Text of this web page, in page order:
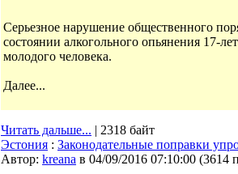
Серьезное нарушение общественного
состоянии алкогольного опьянения 17-
молодого человека.
Далее...
Читать дальше... | 2318 байт
Эстония : Законодательные поправки
Автор: kreana в 04/09/2016 07:10:00 (3614